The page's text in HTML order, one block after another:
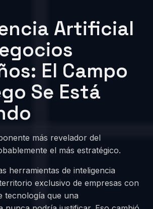
Artificial
El Campo
Se Está
más revelador del
el más estratégico.
herramientas de inteligencia
exclusivo de empresas con
tecnología que una